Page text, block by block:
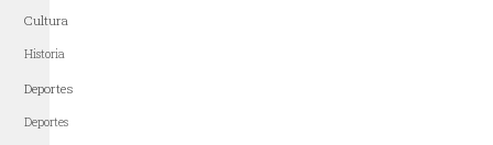
Cultura
Historia
Deportes
Deportes